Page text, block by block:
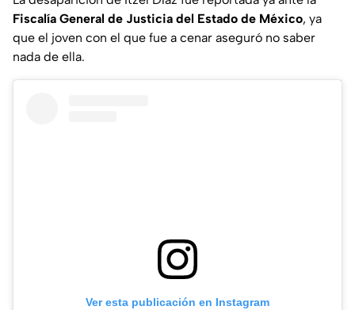
Fiscalía General de Justicia del Estado de México, ya
que el joven con el que fue a cenar aseguró no saber
nada de ella.
Ver esta publicación en Instagram